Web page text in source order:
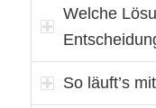
Welche
So läuft’s